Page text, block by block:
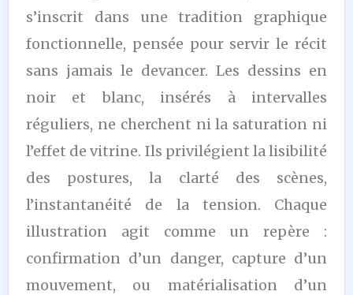
s’inscrit dans une tradition graphique
fonctionnelle, pensée pour servir le récit
sans jamais le devancer. Les dessins en
noir et blanc, insérés à intervalles
réguliers, ne cherchent ni la saturation ni
l’effet de vitrine. Ils privilégient la lisibilité
des postures, la clarté des scènes,
l’instantanéité de la tension. Chaque
illustration agit comme un repère :
confirmation d’un danger, capture d’un
mouvement, ou matérialisation d’un